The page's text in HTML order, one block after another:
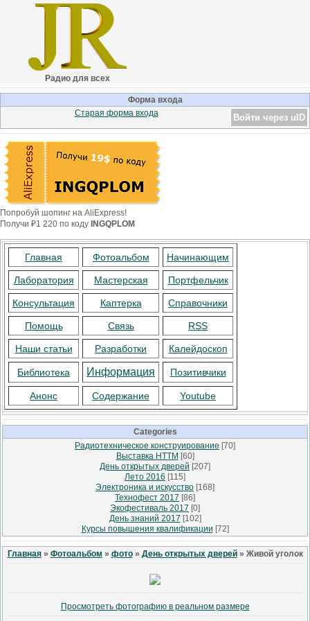
Радио для всех
Форма входа
Войти через uID
Старая форма входа
Попробуй шопинг на AliExpress!
Получи ₽1 220 по коду INGQPLOM
Главная Фотоальбом Начинающим
Лаборатория Мастерская Портфельчик
Консультация Каптерка Справочники
Помощь Связь RSS
Наши статьи Разработки Калейдоскоп
Библиотека Информация Позитивчики
Анонс Содержание Youtube
Categories
Радиотехническое конструирование [70]
Выставка НТТМ [60]
День открытых дверей [207]
Лето 2016 [115]
Электроника и искусство [168]
Технофест 2017 [86]
Экофестиваль 2017 [0]
День знаний 2017 [102]
Курсы повышения квалификации [72]
Главная» Фотоальбом » фото» День открытых дверей» Живой уголок
Просмотреть фотографию в реальном размере